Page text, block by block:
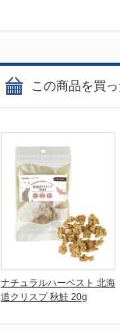
この商品を買
ナチュラルハーベスト 北海
道クリスプ 秋鮭 20g